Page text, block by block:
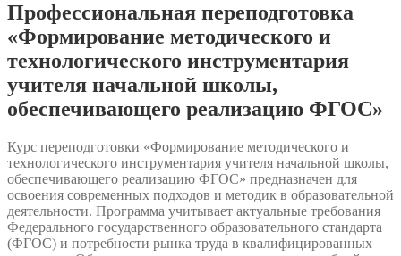
учителя
начальной
школы,
обеспечивающего
реализацию
ФГОС»
Профессиональная переподготовка
«Формирование методического и
технологического инструментария
учителя начальной школы,
обеспечивающего реализацию ФГОС»
Курс переподготовки «Формирование методического и
технологического инструментария учителя начальной школы,
обеспечивающего реализацию ФГОС» предназначен для
освоения современных подходов и методик в образовательной
деятельности. Программа учитывает актуальные требования
Федерального государственного образовательного стандарта
(ФГОС) и потребности рынка труда в квалифицированных